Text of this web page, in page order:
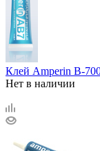
Клей Amperin B-
Нет в наличии